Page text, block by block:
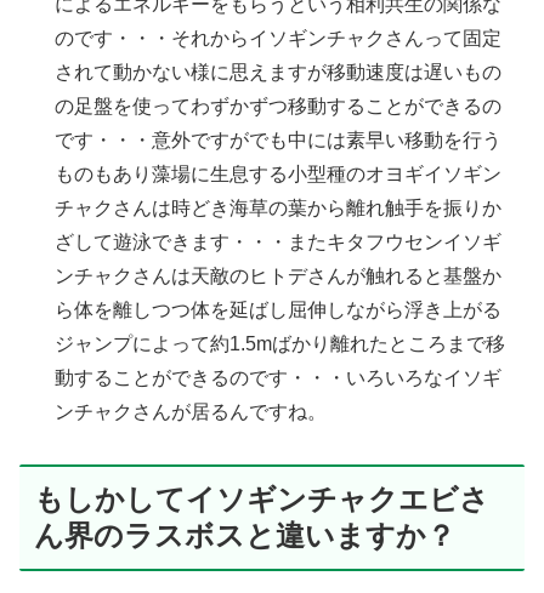
によるエネルギーをもらうという相利共生の関係な
のです・・・それからイソギンチャクさんって固定
されて動かない様に思えますが移動速度は遅いもの
の足盤を使ってわずかずつ移動することができるの
です・・・意外ですがでも中には素早い移動を行う
ものもあり藻場に生息する小型種のオヨギイソギン
チャクさんは時どき海草の葉から離れ触手を振りか
ざして遊泳できます・・・またキタフウセンイソギ
ンチャクさんは天敵のヒトデさんが触れると基盤か
ら体を離しつつ体を延ばし屈伸しながら浮き上がる
ジャンプによって約1.5mばかり離れたところまで移
動することができるのです・・・いろいろなイソギ
ンチャクさんが居るんですね。
もしかしてイソギンチャクエビさ
ん界のラスボスと違いますか？